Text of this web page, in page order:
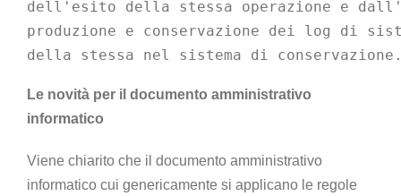
dell'esito della stessa operazione e
produzione e conservazione dei log di
Le novità per il documento amministrativo
informatico
Viene chiarito che il documento amministrativo
informatico cui genericamente si applicano le regole